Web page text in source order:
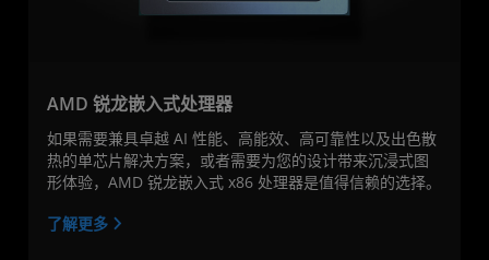
AMD 锐龙嵌入式处理器
如果需要兼具卓越 AI 性能、高能效、高可靠性以及出色散
热的单芯片解决方案，或者需要为您的设计带来沉浸式图
形体验，AMD 锐龙嵌入式 x86 处理器是值得信赖的选择。
了解更多